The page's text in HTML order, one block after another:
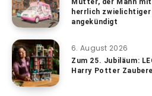
Mutter, der Mann
herrlich
angekündigt
6. August 2026
Zum 25. Jubiläum:
Harry Potter